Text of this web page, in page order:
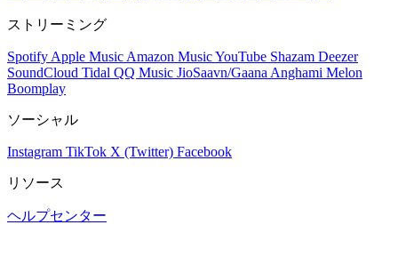
ストリーミング
Spotify Apple Music Amazon MusicYouTube Shazam Deezer
SoundCloud Tidal QQ Music JioSaavn/Gaana Anghami Melon
Boomplay
ソーシャル
Instagram TikTok X (Twitter) Facebook
リソース
ヘルプセンター